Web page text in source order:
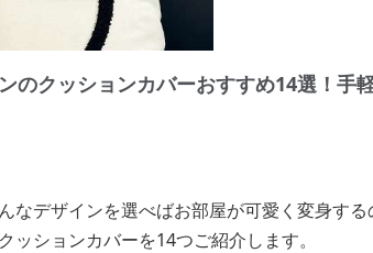
のクッションカバーおすすめ14選！手
なデザインを選べばお部屋が可愛く変身する
ションカバーを14つご紹介します。